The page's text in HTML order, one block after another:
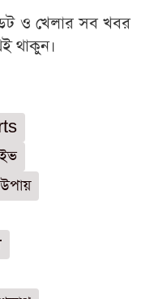
ও খেলার সব খবর
থাকুন।